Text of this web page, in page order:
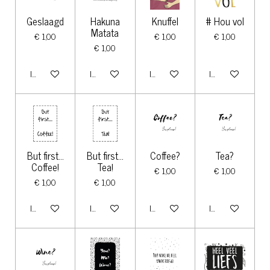
Geslaagd
€ 1,00
In winkelwagen
Hakuna
Matata
€ 1,00
In winkelwagen
Knuffel
€ 1,00
In winkelwagen
# Hou vol
€ 1,00
In winkelwagen
But first...
Coffee!
€ 1,00
In winkelwagen
But first...
Tea!
€ 1,00
In winkelwagen
Coffee?
€ 1,00
In winkelwagen
Tea?
€ 1,00
In winkelwagen